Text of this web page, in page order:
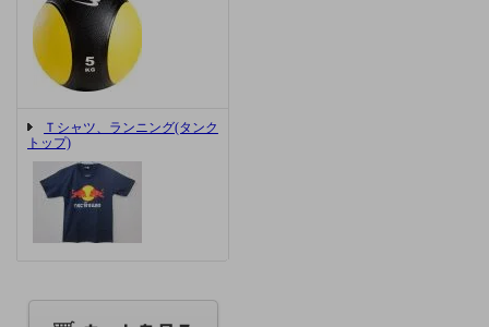
Ｔシャツ、ランニング(タンク
トップ)